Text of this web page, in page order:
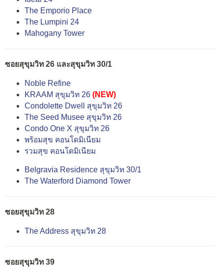
The Emporio Place
The Lumpini 24
Mahogany Tower
ซอยสุขุมวิท 26 และสุขุมวิท 30/1
Noble Refine
KRAAM สุขุมวิท 26 (NEW)
Condolette Dwell สุขุมวิท 26
The Seed Musee สุขุมวิท 26
Condo One X สุขุมวิท 26
พร้อมสุข คอนโดมิเนียม
รวมสุข คอนโดมิเนียม
Belgravia Residence สุขุมวิท 30/1
The Waterford Diamond Tower
ซอยสุขุมวิท 28
The Address สุขุมวิท 28
ซอยสุขุมวิท 39